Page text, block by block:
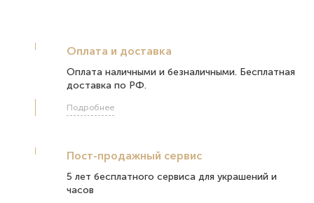
Оплата и доставка
Оплата наличными и безналичными. Бесплатная
доставка по РФ.
Подробнее
Пост-продажный сервис
5 лет бесплатного сервиса для украшений и
часов